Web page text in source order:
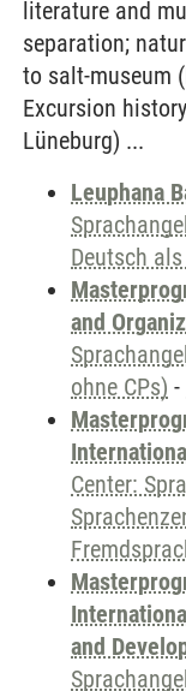
literature and
separation;
to salt-museum
Excursion
Lüneburg) ...
Leuphana
Deutsch
and
ohne CPs) -
Center:
and